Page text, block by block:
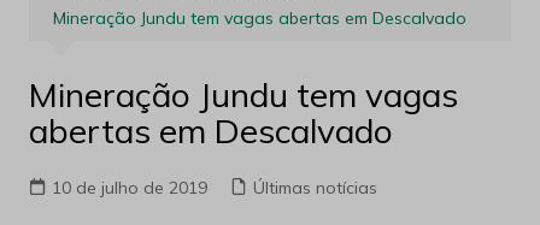
Mineração Jundu tem vagas abertas em Descalvado
Mineração Jundu tem vagas
abertas em Descalvado
10 de julho de 2019 Últimas notícias